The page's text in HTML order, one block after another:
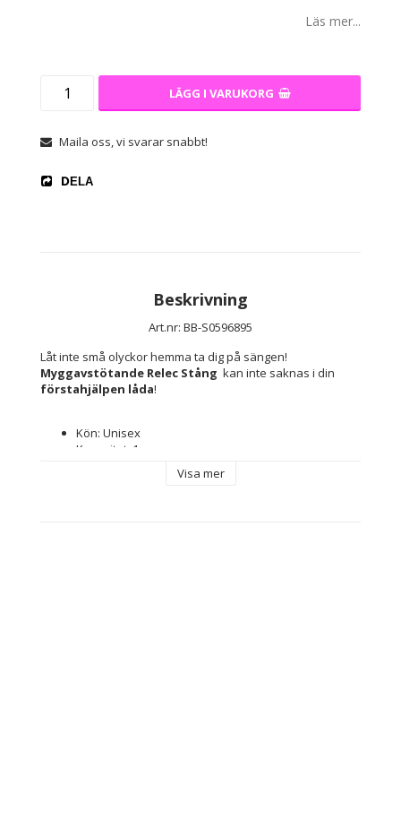
Läs mer...
LÄGG I VARUKORG
Maila oss, vi svarar snabbt!
DELA
Beskrivning
Art.nr: BB-S0596895
Myggavstötande Relec Stång
förstahjälpen låda!
Kön: Unisex
Kapacitet: 1 pc
Visa mer